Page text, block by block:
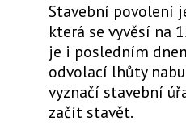
Stavební povolení
která se vyvěsí na
je i posledním
odvolací lhůty
vyznačí stavební
začít stavět.